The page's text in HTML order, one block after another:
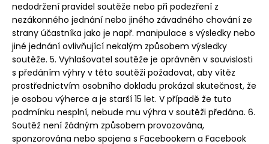
nedodržení pravidel soutěže nebo při podezření z
nezákonného jednání nebo jiného závadného chování ze
strany účastníka jako je např. manipulace s výsledky nebo
jiné jednání ovlivňující nekalým způsobem výsledky
soutěže. 5. Vyhlašovatel soutěže je oprávněn v souvislosti
s předáním výhry v této soutěži požadovat, aby vítěz
prostřednictvím osobního dokladu prokázal skutečnost, že
je osobou výherce a je starší 15 let. V případě že tuto
podmínku nesplní, nebude mu výhra v soutěži předána. 6.
Soutěž není žádným způsobem provozována,
sponzorována nebo spojena s Facebookem a Facebook